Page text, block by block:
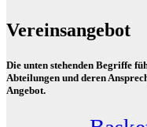
Vereinsangebot
Die unten stehenden Begriffe
Abteilungen und deren
Angebot.